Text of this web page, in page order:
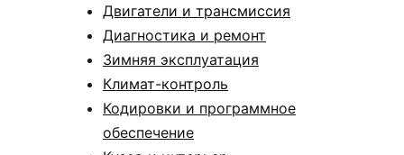
Двигатели и трансмиссия
Диагностика и ремонт
Зимняя эксплуатация
Климат-контроль
Кодировки и программное
обеспечение